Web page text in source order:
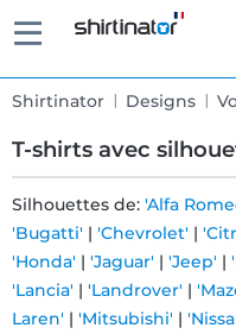
Shirtinator Designs
T-shirts avec
Livraison
rapide
Silhouettes de: 'Alfa
'Bugatti' | 'Chevrolet' |
'Honda' | 'Jaguar' | 'Jeep' |
'Lancia' | 'Landrover' |
Laren' | 'Mitsubishi' |